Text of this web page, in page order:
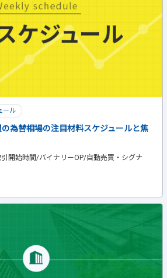
ール
の為替相場の注目材料スケジュールと焦
開始時間/バイナリーOP/自動売買・シグナ